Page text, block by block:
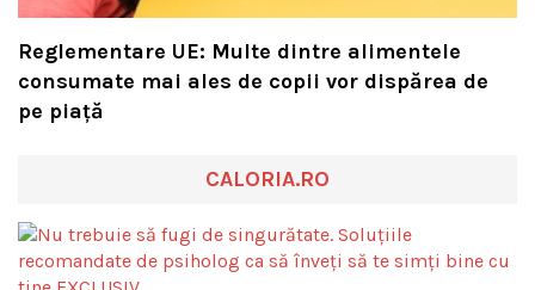
Reglementare UE: Multe dintre alimentele
consumate mai ales de copii vor dispărea de
pe piață
CALORIA.RO